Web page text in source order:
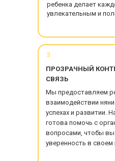
3
ребенка делает
увлекательным и
ПРОЗРАЧНЫЙ
СВЯЗЬ
Мы предоставляем
взаимодействии
успехах и развитии.
готова помочь с
вопросами, чтобы вы
уверенность в